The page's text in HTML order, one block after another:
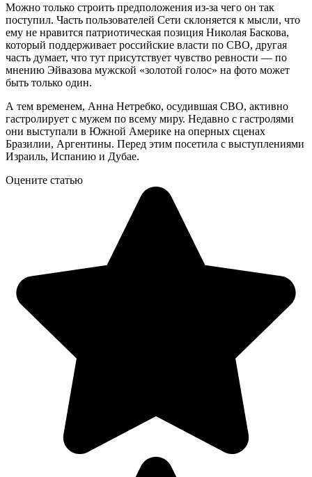
Можно только строить предположения из-за чего он так
поступил. Часть пользователей Сети склоняется к мысли, что
ему не нравится патриотическая позиция Николая Баскова,
который поддерживает российские власти по СВО, другая
часть думает, что тут присутствует чувство ревности — по
мнению Эйвазова мужской «золотой голос» на фото может
быть только один.
А тем временем, Анна Нетребко, осудившая СВО, активно
гастролирует с мужем по всему миру. Недавно с гастролями
они выступали в Южной Америке на оперных сценах
Бразилии, Аргентины. Перед этим посетила с выступлениями
Израиль, Испанию и Дубае.
Оцените статью